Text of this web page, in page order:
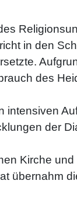
in den
des
intensiven
der
Kirche
übernahm